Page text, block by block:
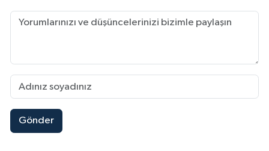
Gönder